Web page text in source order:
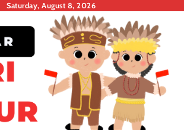
Saturday, August 8, 2026